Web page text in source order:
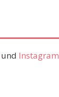
und Instagram